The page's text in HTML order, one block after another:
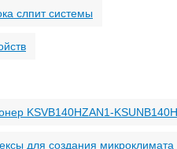
слпит системы
KSVB140HZAN1-
для создания микроклимата